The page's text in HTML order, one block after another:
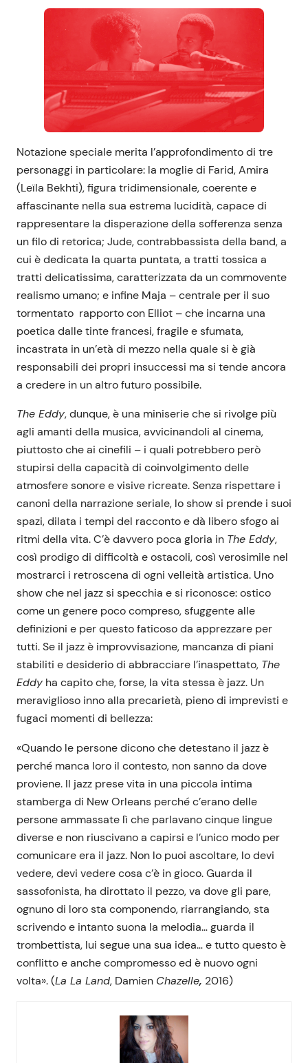
Notazione speciale merita l’approfondimento di tre
personaggi in particolare: la moglie di Farid, Amira
(Leïla Bekhti), figura tridimensionale, coerente e
affascinante nella sua estrema lucidità, capace di
rappresentare la disperazione della sofferenza senza
un filo di retorica; Jude, contrabbassista della band, a
cui è dedicata la quarta puntata, a tratti tossica a
tratti delicatissima, caratterizzata da un commovente
realismo umano; e infine Maja – centrale per il suo
tormentato rapporto con Elliot – che incarna una
poetica dalle tinte francesi, fragile e sfumata,
incastrata in un’età di mezzo nella quale si è già
responsabili dei propri insuccessi ma si tende ancora
a credere in un altro futuro possibile.
The Eddy, dunque, è una miniserie che si rivolge più
agli amanti della musica, avvicinandoli al cinema,
piuttosto che ai cinefili – i quali potrebbero però
stupirsi della capacità di coinvolgimento delle
atmosfere sonore e visive ricreate. Senza rispettare i
canoni della narrazione seriale, lo show si prende i suoi
spazi, dilata i tempi del racconto e dà libero sfogo ai
ritmi della vita. C’è davvero poca gloria in The Eddy,
così prodigo di difficoltà e ostacoli, così verosimile nel
mostrarci i retroscena di ogni velleità artistica. Uno
show che nel jazz si specchia e si riconosce: ostico
come un genere poco compreso, sfuggente alle
definizioni e per questo faticoso da apprezzare per
tutti. Se il jazz è improvvisazione, mancanza di piani
stabiliti e desiderio di abbracciare l’inaspettato, The
Eddy ha capito che, forse, la vita stessa è jazz. Un
meraviglioso inno alla precarietà, pieno di imprevisti e
fugaci momenti di bellezza:
«Quando le persone dicono che detestano il jazz è
perché manca loro il contesto, non sanno da dove
proviene. Il jazz prese vita in una piccola intima
stamberga di New Orleans perché c’erano delle
persone ammassate lì che parlavano cinque lingue
diverse e non riuscivano a capirsi e l’unico modo per
comunicare era il jazz. Non lo puoi ascoltare, lo devi
vedere, devi vedere cosa c’è in gioco. Guarda il
sassofonista, ha dirottato il pezzo, va dove gli pare,
ognuno di loro sta componendo, riarrangiando, sta
scrivendo e intanto suona la melodia… guarda il
trombettista, lui segue una sua idea… e tutto questo è
conflitto e anche compromesso ed è nuovo ogni
volta». (La La Land, Damien Chazelle, 2016)